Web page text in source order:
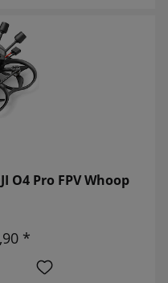
O4 Pro FPV Whoop
*